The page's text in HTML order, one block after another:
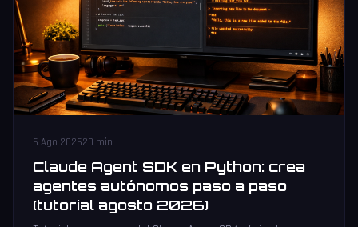
6 Ago 202620 min
Claude Agent SDK en Python: crea
agentes autónomos paso a paso
(tutorial agosto 2026)